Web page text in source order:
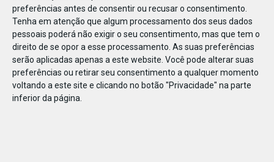
preferências antes de consentir ou recusar o consentimento.
Tenha em atenção que algum processamento dos seus dados
pessoais poderá não exigir o seu consentimento, mas que tem o
direito de se opor a esse processamento. As suas preferências
serão aplicadas apenas a este website. Você pode alterar suas
preferências ou retirar seu consentimento a qualquer momento
voltando a este site e clicando no botão "Privacidade" na parte
inferior da página.
800391664816612